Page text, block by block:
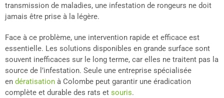
transmission de maladies, une infestation de rongeurs ne doit
jamais être prise à la légère.
Face à ce problème, une intervention rapide et efficace est
essentielle. Les solutions disponibles en grande surface sont
souvent inefficaces sur le long terme, car elles ne traitent pas la
source de l’infestation. Seule une entreprise spécialisée
en dératisation à Colombe peut garantir une éradication
complète et durable des rats et souris.